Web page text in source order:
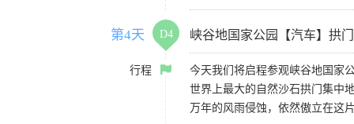
第4天 D4 峡谷地国家公园【汽车】拱
行程
今天我们将启程参观峡谷地国家
世界上最大的自然沙石拱门集中
万年的风雨侵蚀，依然傲立在这